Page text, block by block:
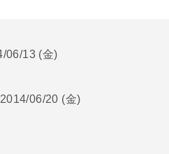
06/13 (金)
06/20 (金)